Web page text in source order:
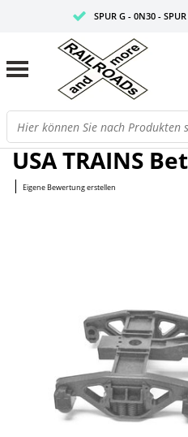
SPUR G - 0N30 -
Startseite/Bettendorf Truck
USA TRAINS
| Eigene Bewertung erstellen